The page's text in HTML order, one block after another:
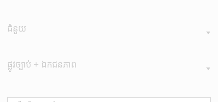
ជំនួយ
ផ្លូវច្បាប់ + ឯកជនភាព